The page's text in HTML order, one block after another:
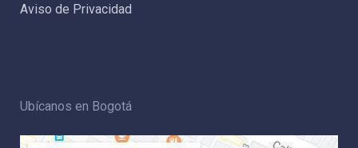
Aviso de Privacidad
Ubícanos en Bogotá